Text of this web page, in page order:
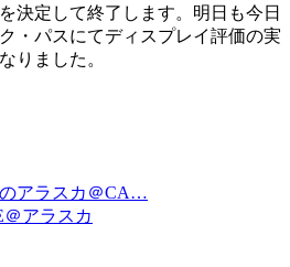
決定して終了します。明日も今日
・パスにてディスプレイ評価の実
りました。
アラスカ＠CA…
アラスカ